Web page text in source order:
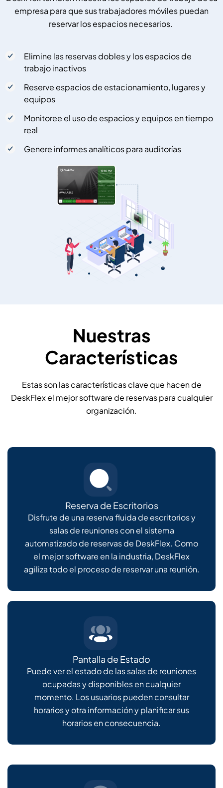
empresa para que sus trabajadores móviles puedan
reservar los espacios necesarios.
Elimine las reservas dobles y los espacios de
trabajo inactivos
Reserve espacios de estacionamiento, lugares y
equipos
Monitoree el uso de espacios y equipos en tiempo
real
Genere informes analíticos para auditorías
Nuestras
Características
Estas son las características clave que hacen de
DeskFlex el mejor software de reservas para cualquier
organización.
Reserva de Escritorios
Disfrute de una reserva fluida de escritorios y
salas de reuniones con el sistema
automatizado de reservas de DeskFlex. Como
el mejor software en la industria, DeskFlex
agiliza todo el proceso de reservar una reunión.
Pantalla de Estado
Puede ver el estado de las salas de reuniones
ocupadas y disponibles en cualquier
momento. Los usuarios pueden consultar
horarios y otra información y planificar sus
horarios en consecuencia.